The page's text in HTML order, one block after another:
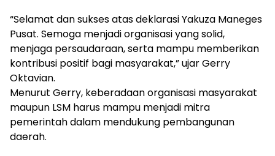
“Selamat dan sukses atas deklarasi Yakuza Maneges
Pusat. Semoga menjadi organisasi yang solid,
menjaga persaudaraan, serta mampu memberikan
kontribusi positif bagi masyarakat,” ujar Gerry
Oktavian.
Menurut Gerry, keberadaan organisasi masyarakat
maupun LSM harus mampu menjadi mitra
pemerintah dalam mendukung pembangunan
daerah.